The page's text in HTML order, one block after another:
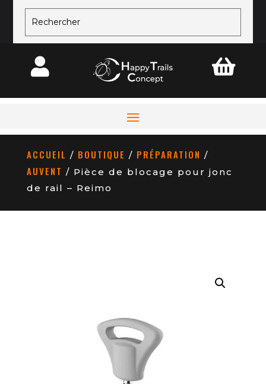
 
ACCUEIL / BOUTIQUE / PRÉPARATION /
AUVENT / Pièce de blocage pour jonc
de rail – Reimo